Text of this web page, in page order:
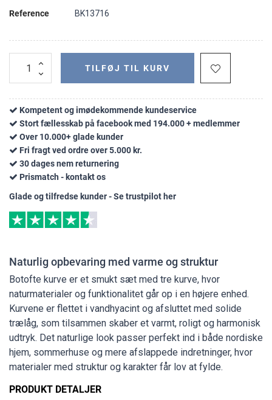
Reference BK13716
TILFØJ TIL KURV
Kompetent og imødekommende kundeservice
Stort fællesskab på facebook med 194.000 + medlemmer
Over 10.000+ glade kunder
Fri fragt ved ordre over 5.000 kr.
30 dages nem returnering
Prismatch - kontakt os
Glade og tilfredse kunder - Se trustpilot her
Naturlig opbevaring med varme og struktur
Botofte kurve er et smukt sæt med tre kurve, hvor
naturmaterialer og funktionalitet går op i en højere enhed.
Kurvene er flettet i vandhyacint og afsluttet med solide
trælåg, som tilsammen skaber et varmt, roligt og harmonisk
udtryk. Det naturlige look passer perfekt ind i både nordiske
hjem, sommerhuse og mere afslappede indretninger, hvor
materialer med struktur og karakter får lov at fylde.
PRODUKT DETALJER